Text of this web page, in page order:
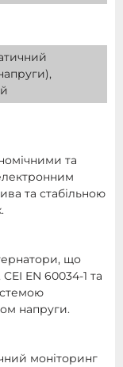
та
та стабільною
що
EN 60034-1 та
напруги.
моніторинг